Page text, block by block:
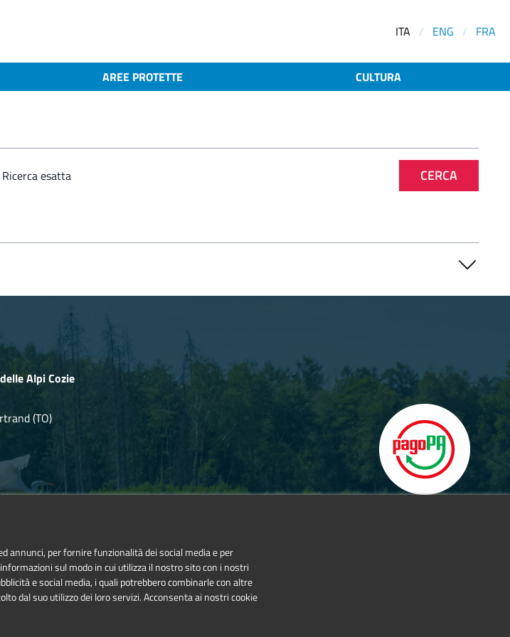
ITA / ENG / FRA
AREE PROTETTE CULTURA
Ricerca esatta CERCA
SAN MARTINO E LA SUA BAND. Storie delle montagne della Val Germanasca.
01 Settembre 2024
DiVento Canto di Sant'Ambrogio di Torino.
di Oulx
Alpi Cozie
(TO)
annunci, per fornire funzionalità dei social media e per
sul modo in cui utilizza il nostro sito con i nostri
e social media, i quali potrebbero combinarle con altre
dal suo utilizzo dei loro servizi. Acconsenta ai nostri cookie